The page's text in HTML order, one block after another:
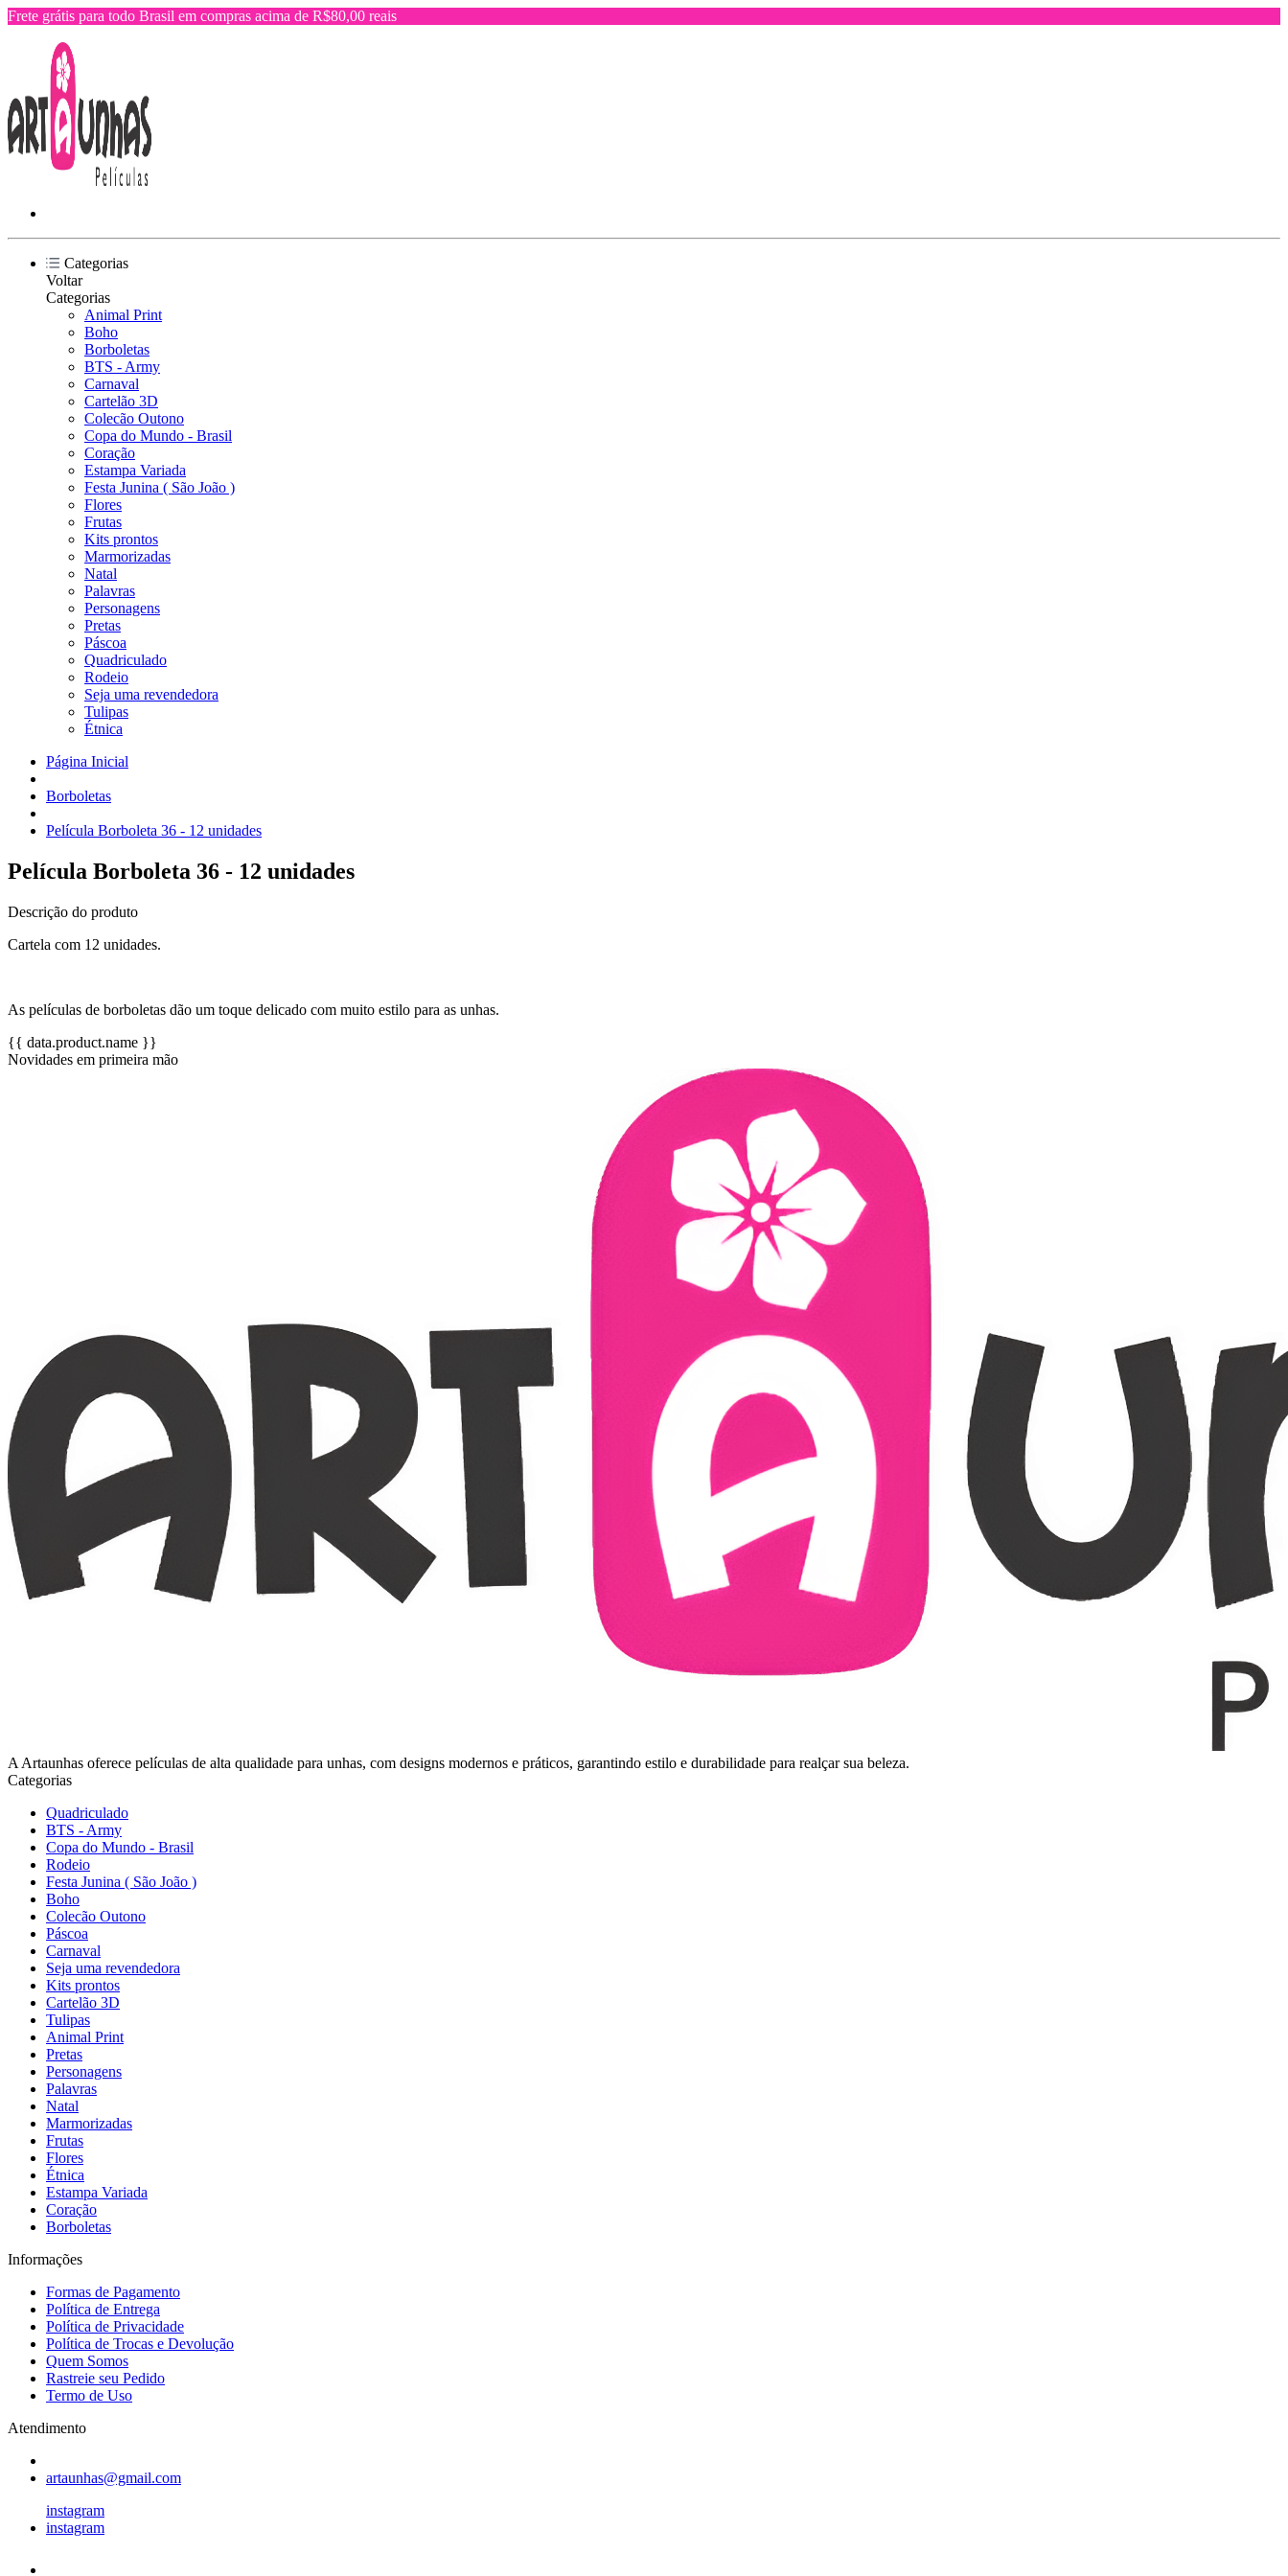
Frete grátis para todo Brasil em compras acima de R$80,00 reais
Categorias
Voltar
Categorias
Animal Print
Boho
Borboletas
BTS - Army
Carnaval
Cartelão 3D
Colecão Outono
Copa do Mundo - Brasil
Coração
Estampa Variada
Festa Junina ( São João )
Flores
Frutas
Kits prontos
Marmorizadas
Natal
Palavras
Personagens
Pretas
Páscoa
Quadriculado
Rodeio
Seja uma revendedora
Tulipas
Étnica
Página Inicial
Borboletas
Película Borboleta 36 - 12 unidades
Película Borboleta 36 - 12 unidades
Descrição do produto
Cartela com 12 unidades.
As películas de borboletas dão um toque delicado com muito estilo para as unhas.
{{ data.product.name }}
Novidades em primeira mão
A Artaunhas oferece películas de alta qualidade para unhas, com designs modernos e práticos, garantindo estilo e durabilidade para realçar sua beleza.
Categorias
Quadriculado
BTS - Army
Copa do Mundo - Brasil
Rodeio
Festa Junina ( São João )
Boho
Colecão Outono
Páscoa
Carnaval
Seja uma revendedora
Kits prontos
Cartelão 3D
Tulipas
Animal Print
Pretas
Personagens
Palavras
Natal
Marmorizadas
Frutas
Flores
Étnica
Estampa Variada
Coração
Borboletas
Informações
Formas de Pagamento
Política de Entrega
Política de Privacidade
Política de Trocas e Devolução
Quem Somos
Rastreie seu Pedido
Termo de Uso
Atendimento
artaunhas@gmail.com
instagram
instagram